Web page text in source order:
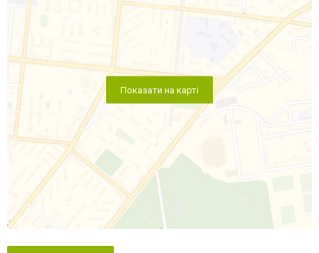
Показати на карті